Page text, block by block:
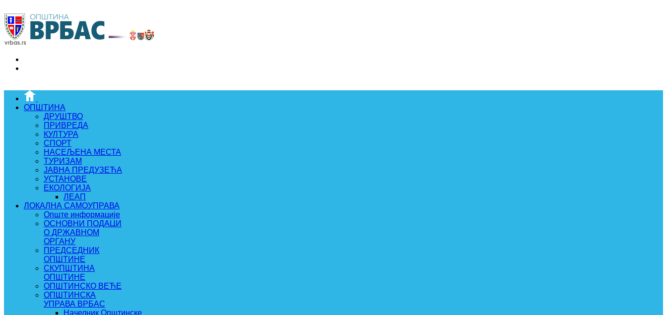
ОПШТИНА
ДРУШТВО
ПРИВРЕДА
КУЛТУРА
СПОРТ
НАСЕЉЕНА МЕСТА
ТУРИЗАМ
ЈАВНА ПРЕДУЗЕЋА
УСТАНОВЕ
ЕКОЛОГИЈА
ЛЕАП
ЛОКАЛНА САМОУПРАВА
Опште информације
ОСНОВНИ ПОДАЦИ
О ДРЖАВНОМ
ОРГАНУ
ПРЕДСЕДНИК
ОПШТИНЕ
СКУПШТИНА
ОПШТИНЕ
ОПШТИНСКО ВЕЋЕ
ОПШТИНСКА
УПРАВА ВРБАС
Начелник Општинске